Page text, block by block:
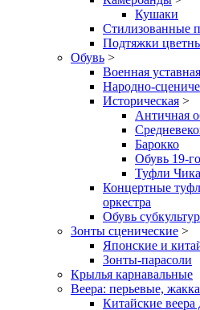
Кушаки
Стилизованные
Подтяжки
Обувь >
Военная уставная
Народно-
Историческая >
Античная
Барокко
Обувь 19-
Туфли
Концертные
оркестра
Обувь субкультур
Зонты сценические >
Японские и
Зонты-парасоли
Крылья карнавальные
Веера: перьевые,
Китайские веера